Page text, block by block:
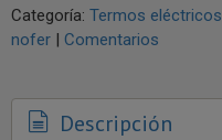
Categoría: Termos eléctricos
nofer | Comentarios
Descripción